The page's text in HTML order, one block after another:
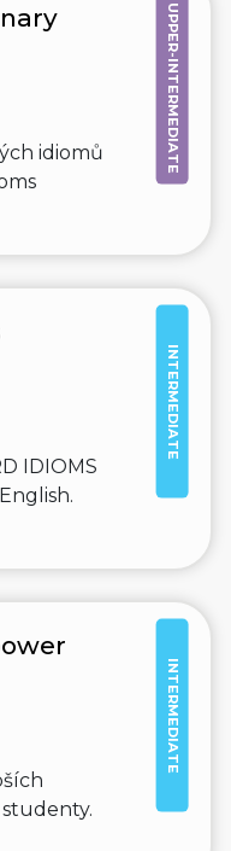
UPPER-INTERMEDIATE
idiomů
INTERMEDIATE
IDIOMS
INTERMEDIATE